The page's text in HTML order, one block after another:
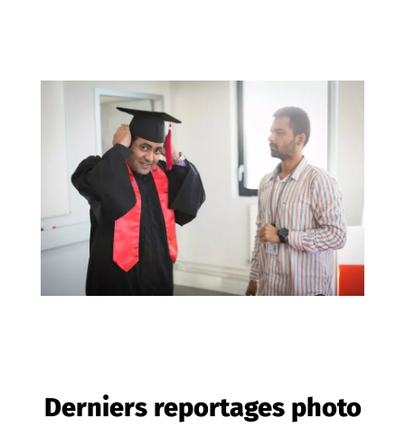
Derniers reportages photo